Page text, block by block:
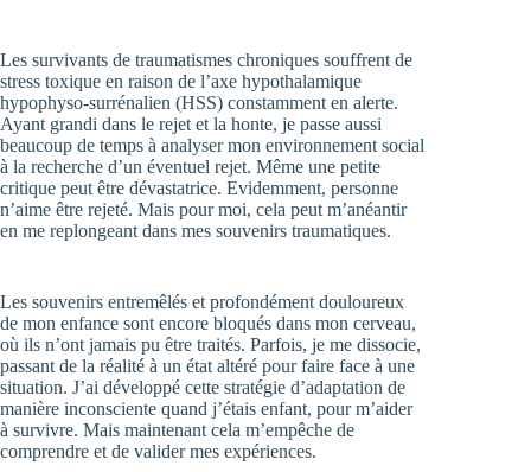
Les survivants de traumatismes chroniques souffrent de
stress toxique en raison de l’axe hypothalamique
hypophyso-surrénalien (HSS) constamment en alerte.
Ayant grandi dans le rejet et la honte, je passe aussi
beaucoup de temps à analyser mon environnement social
à la recherche d’un éventuel rejet. Même une petite
critique peut être dévastatrice. Evidemment, personne
n’aime être rejeté. Mais pour moi, cela peut m’anéantir
en me replongeant dans mes souvenirs traumatiques.
Les souvenirs entremêlés et profondément douloureux
de mon enfance sont encore bloqués dans mon cerveau,
où ils n’ont jamais pu être traités. Parfois, je me dissocie,
passant de la réalité à un état altéré pour faire face à une
situation. J’ai développé cette stratégie d’adaptation de
manière inconsciente quand j’étais enfant, pour m’aider
à survivre. Mais maintenant cela m’empêche de
comprendre et de valider mes expériences.